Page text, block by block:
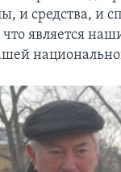
и средства, и
является